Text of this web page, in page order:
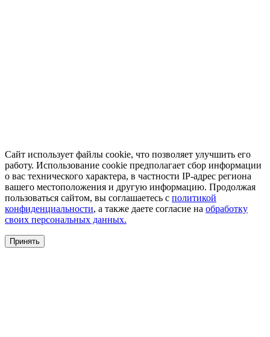
Сайт использует файлы cookie, что позволяет улучшить его
работу. Использование cookie предполагает сбор информации
о вас технического характера, в частности IP-адрес региона
вашего местоположения и другую информацию. Продолжая
пользоваться сайтом, вы соглашаетесь с политикой
конфиденциальности, а также даете согласие на обработку
своих персональных данных.
Принять